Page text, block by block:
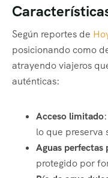
Según reportes de
posicionando como
atrayendo viajeros
auténticas:
Acceso limitado
lo que preserva
Aguas perfectas
protegido por